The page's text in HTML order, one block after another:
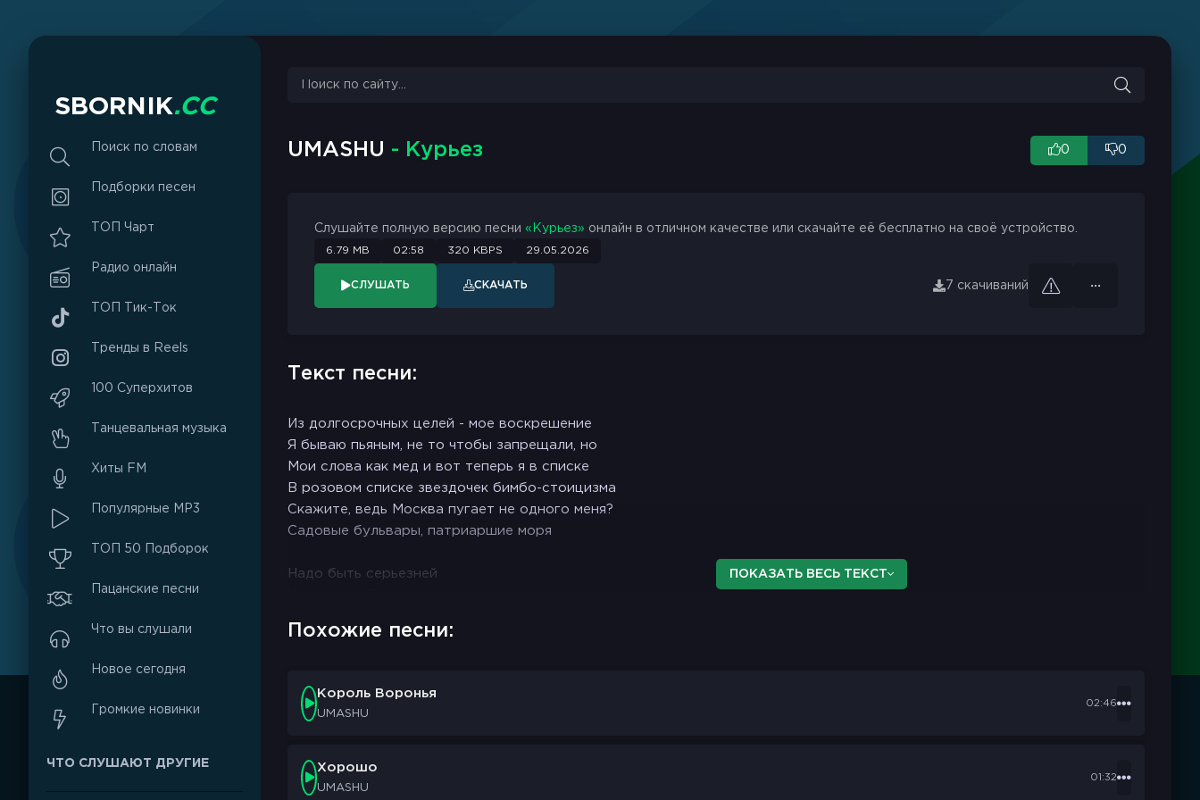
S BO R N K.CC
UMASHU - Курьез 0 0
Слушайте полную версию песни «Курьез» онлайн в отличном качестве или скачайте её бесплатно на своё устройство.
6.79 MB 02:58 320 KBPS 29.05.2026
СЛУШАТЬ СКАЧАТЬ 7 скачиваний
Текст песни:
Из долгосрочных целей - мое воскрешение
Я бываю пьяным, не то чтобы запрещали, но
Мои слова как мед и вот теперь я в списке
В розовом списке звездочек бимбо-стоицизма
Скажите, ведь Москва пугает не одного меня?
Садовые бульвары, патриаршие моря
Надо быть серьезней
Веришь ли ты мне?
Мы все же возьмемся
За руки вместе и будем смеяться
Миром и космосом
ПОКАЗАТЬ ВЕСЬ ТЕКСТ
Похожие песни:
Король Воронья
UMASHU
02:46
Хорошо
UMASHU
01:32
Поиск по словам
Подборки песен
ТОП Чарт
Радио онлайн
ТОП Тик-Ток
Тренды в Reels
100 Суперхитов
Танцевальная музыка
Хиты FM
Популярные MP3
ТОП 50 Подборок
Пацанские песни
Что вы слушали
Новое сегодня
Громкие новинки
ЧТО СЛУШАЮТ ДРУГИЕ